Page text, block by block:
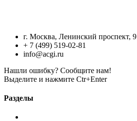
г. Москва, Ленинский проспект, 9
+ 7 (499) 519-02-81
info@acgi.ru
Нашли ошибку? Сообщите нам!
Выделите и нажмите Ctr+Enter
Разделы